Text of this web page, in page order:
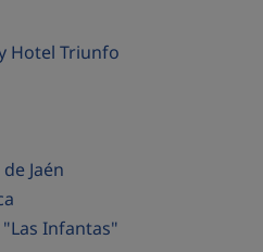
Hotel Triunfo
Jaén
Infantas"